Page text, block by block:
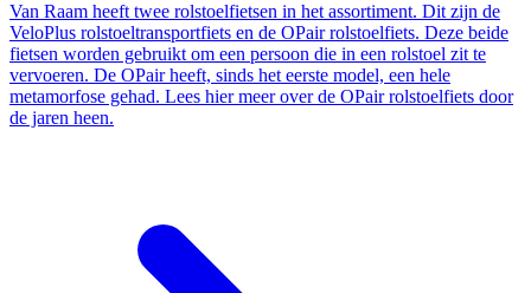
Van Raam heeft twee rolstoelfietsen in het assortiment. Dit zijn de
VeloPlus rolstoeltransportfiets en de OPair rolstoelfiets. Deze beide
fietsen worden gebruikt om een persoon die in een rolstoel zit te
vervoeren. De OPair heeft, sinds het eerste model, een hele
metamorfose gehad. Lees hier meer over de OPair rolstoelfiets door
de jaren heen.